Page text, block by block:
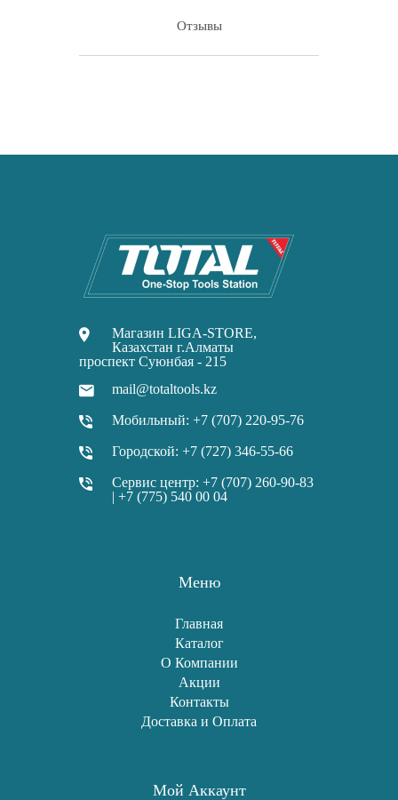
Отзывы
Магазин LIGA-STORE,
Казахстан г.Алматы
проспект Суюнбая - 215
mail@totaltools.kz
Мобильный: +7 (707) 220-95-76
Городской: +7 (727) 346-55-66
Сервис центр: +7 (707) 260-90-83
| +7 (775) 540 00 04
Меню
Главная
Каталог
О Компании
Акции
Контакты
Доставка и Оплата
Мой Аккаунт